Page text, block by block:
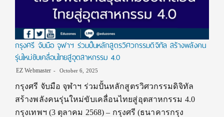
กรุงศรี จับมือ จุฬาฯ ร่วมปั้นหลักสูตรวิศวกรรมดิจิทัล สร้างพลังคน
รุ่นใหม่ขับเคลื่อนไทยสู่อุตสาหกรรม 4.0
EZ Webmaster October 6, 2025
กรุงศรี จับมือ จุฬาฯ ร่วมปั้นหลักสูตรวิศวกรรมดิจิทัล
สร้างพลังคนรุ่นใหม่ขับเคลื่อนไทยสู่อุตสาหกรรม 4.0
กรุงเทพฯ (3 ตุลาคม 2568) – กรุงศรี (ธนาคารกรุง